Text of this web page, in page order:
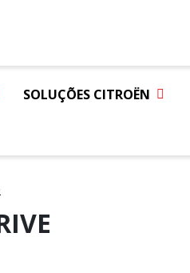
SOLUÇÕES CITROËN